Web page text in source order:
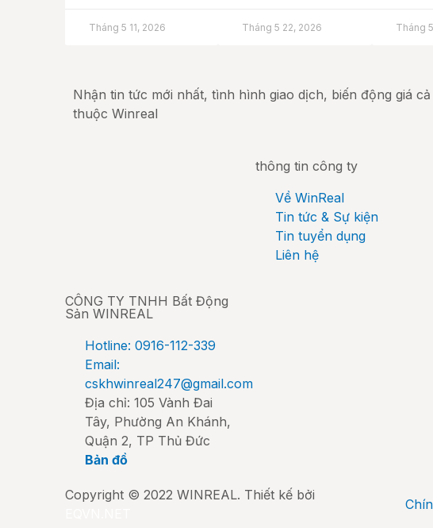
Tháng 5 11, 2026 Tháng 5 22, 2026 Tháng
Nhận tin tức mới nhất, tình hình giao dịch, biến động giá
thuộc Winreal
CÔNG TY TNHH Bất Động
Sản WINREAL
Hotline: 0916-112-339
Email:
cskhwinreal247@gmail.com
Địa chỉ: 105 Vành Đai
Tây, Phường An Khánh,
Quận 2, TP Thủ Đức
Bản đồ
thông tin công ty
Về WinReal
Tin tức & Sự kiện
Tin tuyển dụng
Liên hệ
Copyright © 2022 WINREAL. Thiết kế bởi